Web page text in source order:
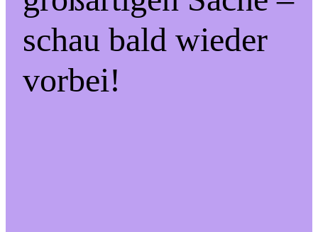
schau bald wieder
vorbei!